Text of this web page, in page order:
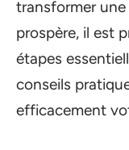
transformer
prospère, il est
étapes
conseils
efficacement